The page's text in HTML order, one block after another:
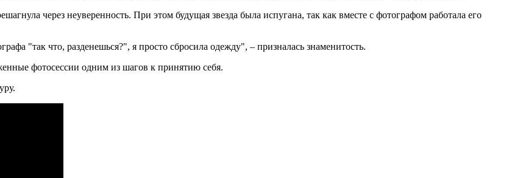
через неуверенность. При этом будущая звезда была испугана, так как вместе с фотографом работала его
"так что, разденешься?", я просто сбросила одежду", – призналась знаменитость.
фотосессии одним из шагов к принятию себя.